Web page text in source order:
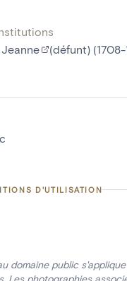
(défunt)
D'UTILISATION
domaine public
Les photographies